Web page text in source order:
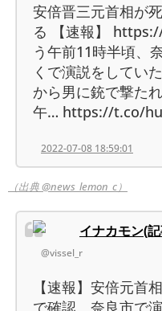
安倍晋三元首相が
る 【速報】
う午前11時半頃、
くで演説をしてい
から男に銃で撃た
午… https://t.co/
2022-07-08 18:59:01
（出典 @news_lemon_c）
イナカモン(
@vissel_r
【速報】安倍元
で確認 奈良市で